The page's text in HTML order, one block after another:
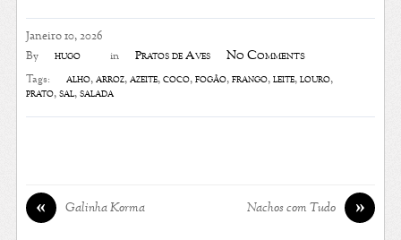
Janeiro 10, 2026
By hugo in Pratos de Aves No Comments
Tags: alho,arroz,azeite,coco,fogão,frango,leite,louro,
prato,sal,salada
« Galinha Korma »
Nachos com Tudo